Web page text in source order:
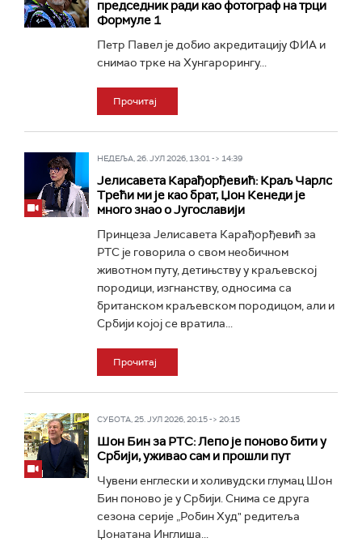
председник ради као фотограф на трци
Формуле 1
Петр Павел је добио акредитацију ФИА и
снимао трке на Хунгарорингу...
Прочитај
НЕДЕЉА, 26. ЈУЛ 2026, 13:01 -> 14:39
Јелисавета Карађорђевић: Краљ Чарлс
Трећи ми је као брат, Џон Кенеди је
много знао о Југославији
Принцеза Јелисавета Карађорђевић за
РТС је говорила о свом необичном
животном путу, детињству у краљевској
породици, изгнанству, односима са
британском краљевском породицом, али и
Србији којој се вратила...
Прочитај
СУБОТА, 25. ЈУЛ 2026, 20:15 -> 20:15
Шон Бин за РТС: Лепо је поново бити у
Србији, уживао сам и прошли пут
Чувени енглески и холивудски глумац Шон
Бин поново је у Србији. Снима се друга
сезона серије „Робин Худ" редитеља
Џонатана Инглиша...